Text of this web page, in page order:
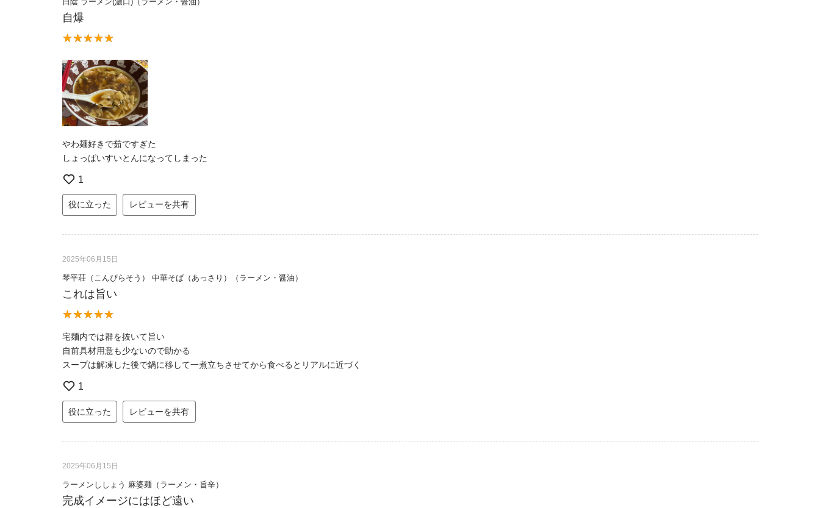
自爆
やわ麺好きで茹ですぎた
しょっぱいすいとんになってしまった
1
役に立った レビューを共有
2025年06月15日
琴平荘（こんぴらそう） 中華そば（あっさり）（ラーメン・醤油）
これは旨い
宅麺内では群を抜いて旨い
自前具材用意も少ないので助かる
スープは解凍した後で鍋に移して一煮立ちさせてから食べるとリアルに近づく
1
役に立った レビューを共有
2025年06月15日
ラーメンししょう 麻婆麺（ラーメン・旨辛）
完成イメージにはほど遠い